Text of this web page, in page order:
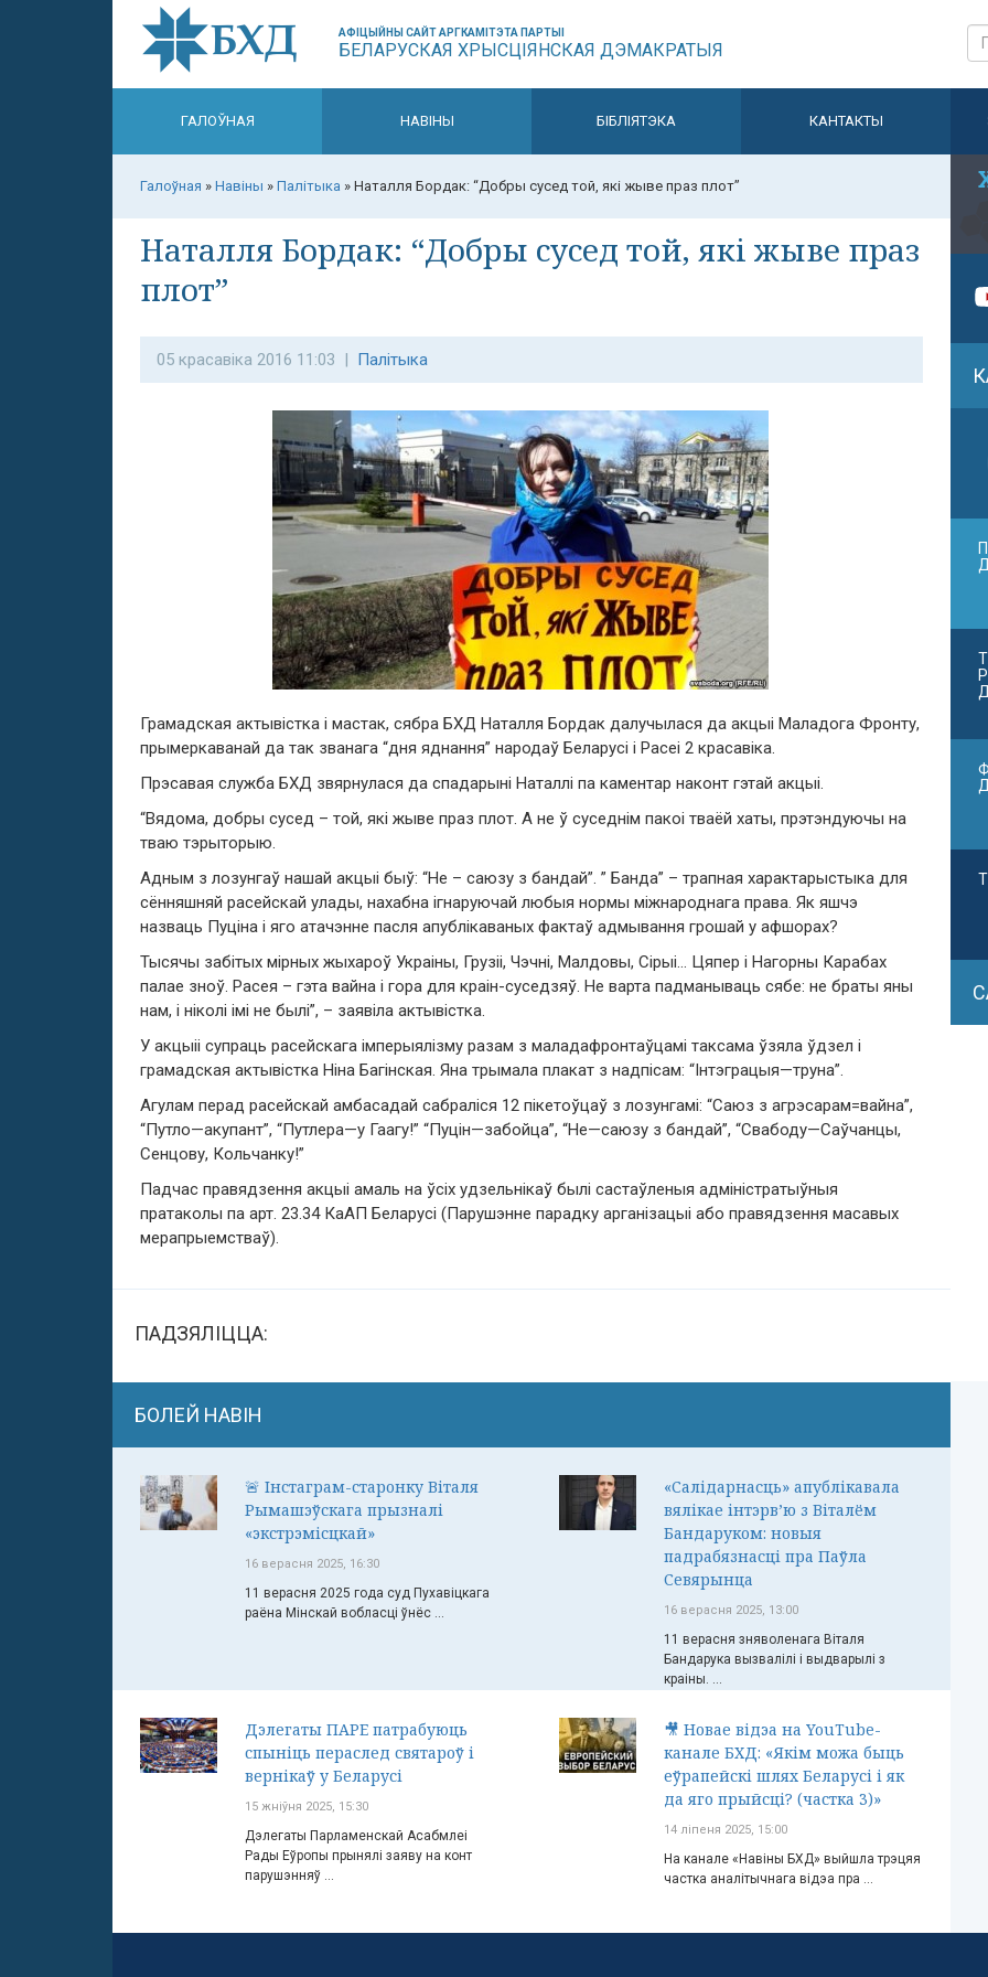
АФІЦЫЙНЫ САЙТ АРГКАМІТЭТА ПАРТЫІ
БЕЛАРУСКАЯ ХРЫСЦІЯНСКАЯ ДЭМАКРАТЫЯ
ГАЛОЎНАЯ НАВІНЫ БІБЛІЯТЭКА КАНТАКТЫ
Галоўная » Навіны » Палітыка » Наталля Бордак: “Добры сусед той, які жыве праз плот”
Наталля Бордак: “Добры сусед той, які жыве праз
плот”
05 красавіка 2016 11:03 | Палітыка
Грамадская актывістка і мастак, сябра БХД Наталля Бордак далучылася да акцыі Маладога Фронту,
прымеркаванай да так званага “дня яднання” народаў Беларусі і Расеі 2 красавіка.
Прэсавая служба БХД звярнулася да спадарыні Наталлі па каментар наконт гэтай акцыі.
“Вядома, добры сусед – той, які жыве праз плот. А не ў суседнім пакоі тваёй хаты, прэтэндуючы на
тваю тэрыторыю.
Адным з лозунгаў нашай акцыі быў: “Не – саюзу з бандай”. ” Банда” – трапная характарыстыка для
сённяшняй расейскай улады, нахабна ігнаруючай любыя нормы міжнароднага права. Як яшчэ
назваць Пуціна і яго атачэнне пасля апублікаваных фактаў адмывання грошай у афшорах?
Тысячы забітых мірных жыхароў Украіны, Грузіі, Чэчні, Малдовы, Сірыі… Цяпер і Нагорны Карабах
палае зноў. Расея – гэта вайна і гора для краін-суседзяў. Не варта падманываць сябе: не браты яны
нам, і ніколі імі не былі”, – заявіла актывістка.
У акцыіі супраць расейскага імперыялізму разам з маладафронтаўцамі таксама ўзяла ўдзел і
грамадская актывістка Ніна Багінская. Яна трымала плакат з надпісам: “Інтэграцыя—труна”.
Агулам перад расейскай амбасадай сабраліся 12 пікетоўцаў з лозунгамі: “Саюз з агрэсарам=вайна”,
“Путло—акупант”, “Путлера—у Гаагу!” “Пуцін—забойца”, “Не—саюзу з бандай”, “Свабоду—Саўчанцы,
Сенцову, Кольчанку!”
Падчас правядзення акцыі амаль на ўсіх удзельнікаў былі састаўленыя адміністратыўныя
пратаколы па арт. 23.34 КаАП Беларусі (Парушэнне парадку арганізацыі або правядзення масавых
мерапрыемстваў).
ПАДЗЯЛІЦЦА:
БОЛЕЙ НАВІН
🚨 Інстаграм-старонку Віталя
Рымашэўскага прызналі
«экстрэмісцкай»
16 верасня 2025, 16:30
11 верасня 2025 года суд Пухавіцкага
раёна Мінскай вобласці ўнёс ...
«Салідарнасць» апублікавала
вялікае інтэрв’ю з Віталём
Бандаруком: новыя
падрабязнасці пра Паўла
Севярынца
16 верасня 2025, 13:00
11 верасня зняволенага Віталя
Бандарука вызвалілі і выдварылі з
краіны. ...
Дэлегаты ПАРЕ патрабуюць
спыніць пераслед святароў і
вернікаў у Беларусі
15 жніўня 2025, 15:30
Дэлегаты Парламенскай Асабмлеі
Рады Еўропы прынялі заяву на конт
парушэнняў ...
🎥 Новае відэа на YouTube-
канале БХД: «Якім можа быць
еўрапейскі шлях Беларусі і як
да яго прыйсці? (частка 3)»
14 ліпеня 2025, 15:00
На канале «Навіны БХД» выйшла трэцяя
частка аналітычнага відэа пра ...